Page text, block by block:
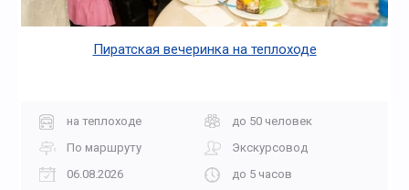
Пиратская вечеринка на теплоходе
на теплоходе
до 50 человек
По маршруту
Экскурсовод
06.08.2026
до 5 часов